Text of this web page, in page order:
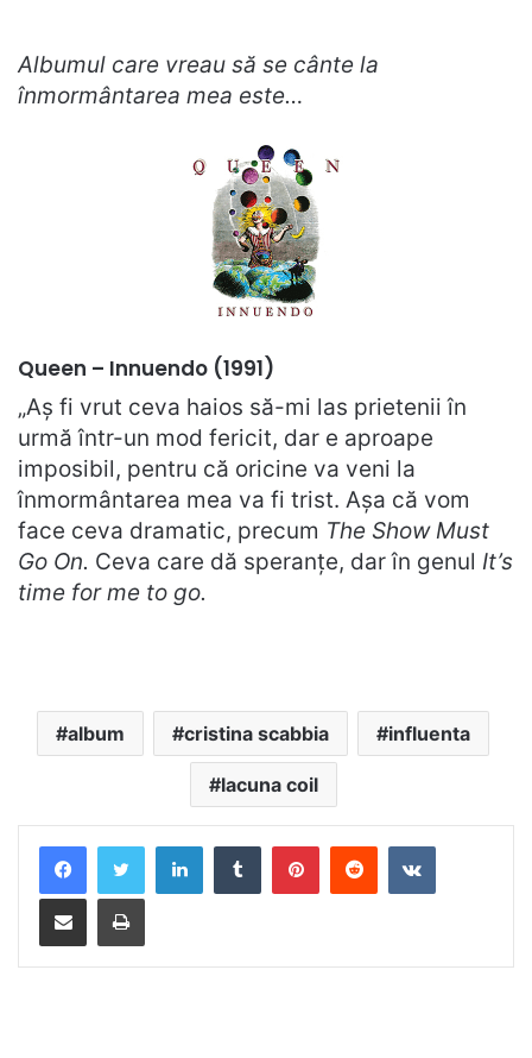
Albumul care vreau să se cânte la
înmormântarea mea este…
Queen – Innuendo (1991)
„Aș fi vrut ceva haios să-mi las prietenii în
urmă într-un mod fericit, dar e aproape
imposibil, pentru că oricine va veni la
înmormântarea mea va fi trist. Așa că vom
face ceva dramatic, precum The Show Must
Go On. Ceva care dă speranțe, dar în genul It’s
time for me to go.
album cristina scabbia influenta
lacuna coil
LinkedInTumblrPinterestRedditVKontakte
Distribuie prin mail Tipărește